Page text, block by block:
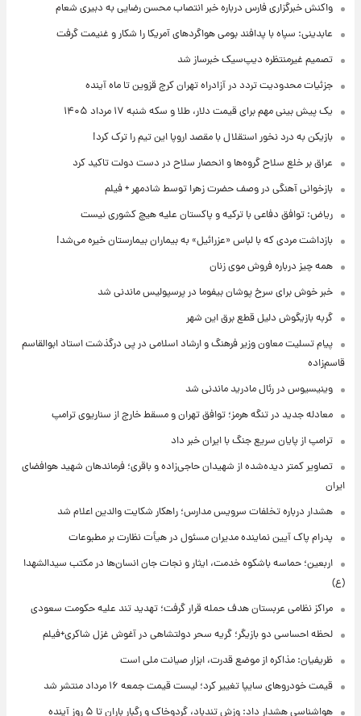
واکنش خبرگزاری فارس درباره خبر انتصاب محسن رضایی به دبیری شعام
عابدینی: سپاه با پدافند بومی هواگردهای آمریکا را شکار و غنیمت گرفت
تصمیم غیرمنتظره دیپ‌سیک خبرساز شد
جزئیات محدودیت تردد در آزادراه تهران کرج قزوین تا ماه آینده
یک پیش ‌بینی مهم برای قیمت دلار، طلا و سکه شنبه ۱۷ مرداد ۱۴۰۵
بازیکن به درد نخور استقلال با مقصد اروپا این تیم را ترک کرد!
عراق بر خلع سلاح گروه‌ها و انحصار سلاح در دست دولت تاکید کرد
بازخوانی آهنگی در وصف حضرت زهرا توسط شادمهر + فیلم
ریاض: توافق دفاعی با ترکیه و پاکستان علیه هیچ کشوری نیست
بازداشت مردی که با لباس «عزرائیل» به بیماران بیمارستان خیره می‌شد!
همه چیز درباره فروش موی زنان
خبر خوش برای سرخ پوشان بیفوما در پرسپولیس ماندنی شد
گربه بازیگوش دلیل قطع برق این شهر
پیام تسلیت معاون وزیر فرهنگ و ارشاد اسلامی در پی درگذشت استاد ابوالقاسم
قاسم‌زاده
وینیسیوس در رئال مادرید ماندنی شد
معادله جدید در تنگه هرمز؛ توافق تهران و مسقط خارج از سناریوی ترامپ
ترامپ از پایان سریع جنگ با ایران خبر داد
تصاویر کمتر دیده‌شده از شهیدان حاجی‌زاده و باقری؛ فرماندهان شهید هوافضای
ایران
هشدار درباره تخلفات سرویس مدارس؛ راهکار شکایت والدین اعلام شد
پدرام پاک آیین نماینده مدیران مسئول در هیأت نظارت بر مطبوعات
اربعین؛ حماسه باشکوه خدمت، ایثار و نجات جان انسان‌ها در مکتب سیدالشهدا
(ع)
مراکز نظامی عربستان هدف حمله قرار گرفت؛ تهدید تند علیه حکومت سعودی
لحظه احساسی دو بازیگر؛ گریه سحر دولتشاهی در آغوش غزل شاکری+فیلم
ظریفیان: مذاکره از موضع قدرت، ابزار صیانت ملی است
قیمت خودروهای سایپا تغییر کرد؛ لیست قیمت جمعه ۱۶ مرداد منتشر شد
هواشناسی هشدار داد: وزش تندباد، گردوخاک و رگبار باران تا ۵ روز آینده